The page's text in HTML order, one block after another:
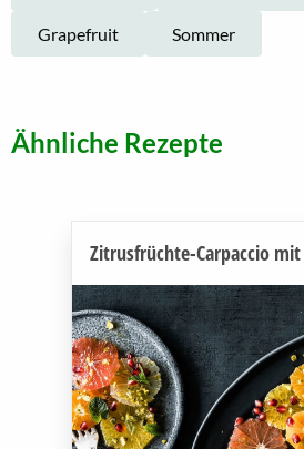
Grapefruit Sommer
Ähnliche Rezepte
Zitrusfrüchte-Carpaccio mit